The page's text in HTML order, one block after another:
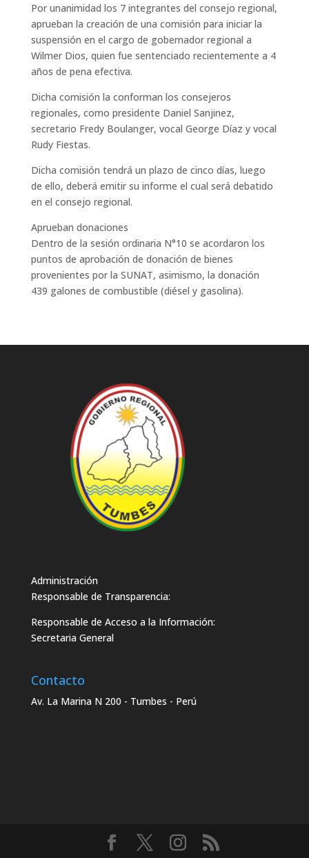
Por unanimidad los 7 integrantes del consejo regional,
aprueban la creación de una comisión para iniciar la
suspensión en el cargo de gobernador regional a
Wilmer Dios, quien fue sentenciado recientemente a 4
años de pena efectiva.
Dicha comisión la conforman los consejeros
regionales, como presidente Daniel Sanjinez,
secretario Fredy Boulanger, vocal George Díaz y vocal
Rudy Fiestas.
Dicha comisión tendrá un plazo de cinco días, luego
de ello, deberá emitir su informe el cual será debatido
en el consejo regional.
Aprueban donaciones
Dentro de la sesión ordinaria N°10 se acordaron los
puntos de aprobación de donación de bienes
provenientes por la SUNAT, asimismo, la donación
439 galones de combustible (diésel y gasolina).
Administración
Responsable de Transparencia:
Responsable de Acceso a la Información:
Secretaria General
Contacto
Av. La Marina N 200 - Tumbes - Perú